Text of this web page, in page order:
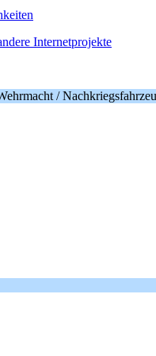
Internetprojekte
/